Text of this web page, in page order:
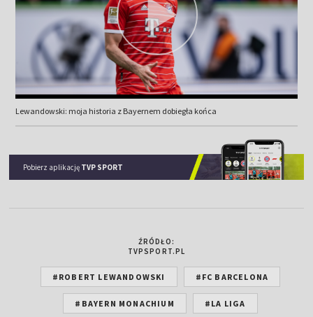
Lewandowski: moja historia z Bayernem dobiegła końca
Pobierz aplikację TVP SPORT
ŹRÓDŁO:
TVPSPORT.PL
#ROBERT LEWANDOWSKI #FC BARCELONA
#BAYERN MONACHIUM #LA LIGA